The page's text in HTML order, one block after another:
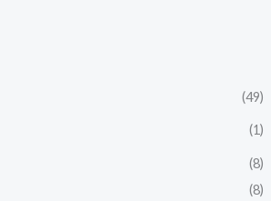
(49)
(1)
(8)
(8)